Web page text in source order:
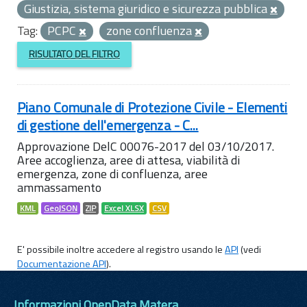
Giustizia, sistema giuridico e sicurezza pubblica
Tag: PCPC zone confluenza
RISULTATO DEL FILTRO
Piano Comunale di Protezione Civile - Elementi
di gestione dell'emergenza - C...
Approvazione DelC 00076-2017 del 03/10/2017.
Aree accoglienza, aree di attesa, viabilità di
emergenza, zone di confluenza, aree
ammassamento
KML GeoJSON ZIP Excel XLSX CSV
E' possibile inoltre accedere al registro usando leAPI(vedi
Documentazione API).